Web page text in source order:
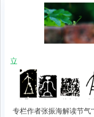
专栏作者张振海解读节气